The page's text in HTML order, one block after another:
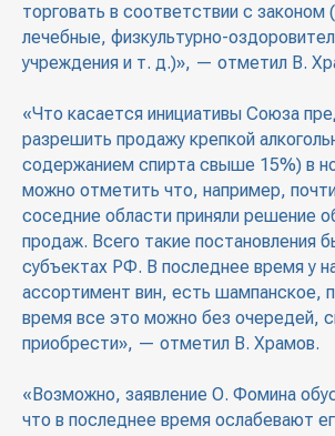
торговать в соответствии с законом
лечебные, физкультурно-
учреждения и т. д.)», — отметил В.
«Что касается инициативы Союза
разрешить продажу крепкой
содержанием спирта свыше 15%) в
можно отметить что, например,
соседние области приняли решение
продаж. Всего такие постановления
субъектах РФ. В последнее время у
ассортимент вин, есть шампанское,
время все это можно без очередей,
приобрести», — отметил В. Храмов.
«Возможно, заявление О. Фомина
что в последнее время ослабевают